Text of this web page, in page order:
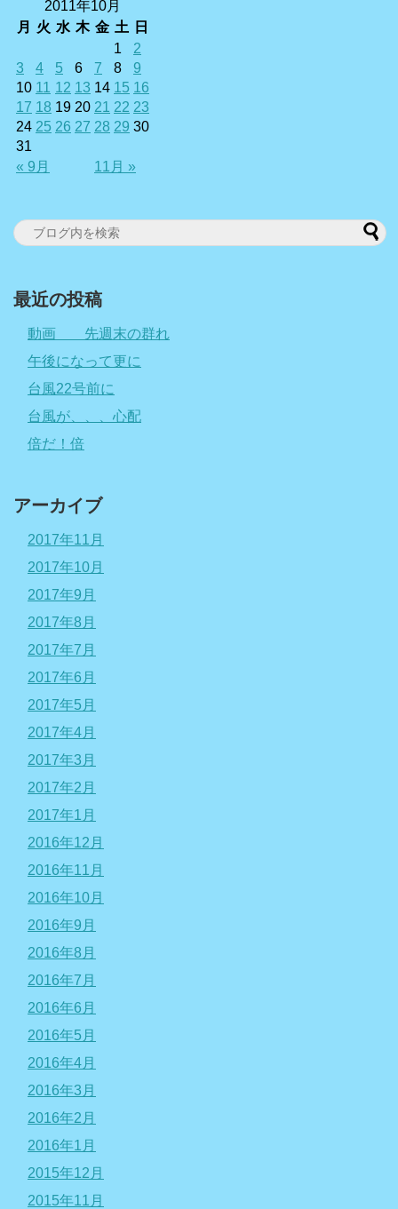
2011年10月
月
火 水 木 金 土 日
« 9月 11月 »
1
2
3
4 5 6 7 8
9
10 11 12 13 14 15 16
17 18 19 20 21 22 23
24 25 26 27 28 29 30
31
最近の投稿
動画 先週末の群れ
午後になって更に
台風22号前に
台風が、、、心配
倍だ！倍
アーカイブ
2017年11月
2017年10月
2017年9月
2017年8月
2017年7月
2017年6月
2017年5月
2017年4月
2017年3月
2017年2月
2017年1月
2016年12月
2016年11月
2016年10月
2016年9月
2016年8月
2016年7月
2016年6月
2016年5月
2016年4月
2016年3月
2016年2月
2016年1月
2015年12月
2015年11月